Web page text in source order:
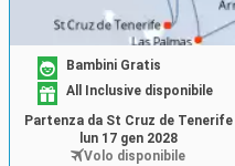
Bambini Gratis
All Inclusive disponibile
Partenza da St Cruz de Tenerife
lun 17 gen 2028
Volo disponibile